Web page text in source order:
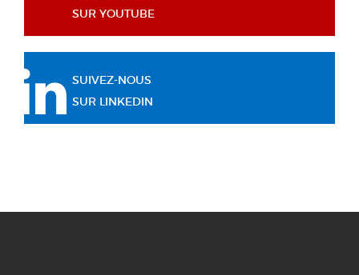
SUR YOUTUBE
SUIVEZ-NOUS
SUR LINKEDIN